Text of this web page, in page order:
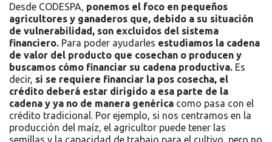
Desde CODESPA, ponemos el foco en pequeños
agricultores y ganaderos que, debido a su situación
de vulnerabilidad, son excluidos del sistema
financiero. Para poder ayudarles estudiamos la cadena
de valor del producto que cosechan o producen y
buscamos cómo financiar su cadena productiva. Es
decir, si se requiere financiar la pos cosecha, el
crédito deberá estar dirigido a esa parte de la
cadena y ya no de manera genérica como pasa con el
crédito tradicional. Por ejemplo, si nos centramos en la
producción del maíz, el agricultor puede tener las
semillas y la capacidad de trabajo para el cultivo, pero no